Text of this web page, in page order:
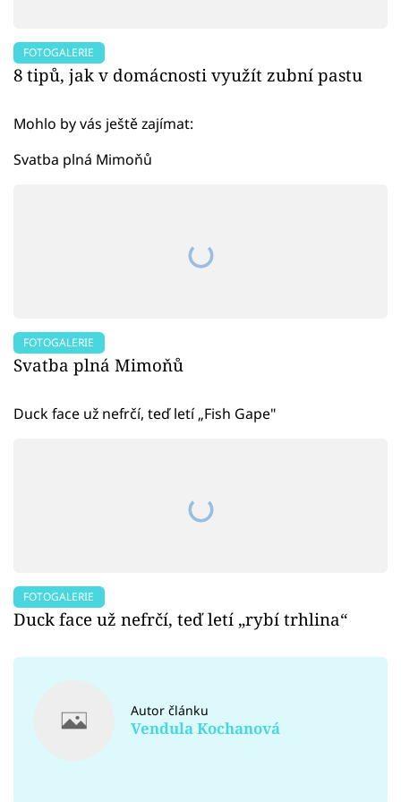
FOTOGALERIE
8 tipů, jak v domácnosti využít zubní pastu
Mohlo by vás ještě zajímat:
Svatba plná Mimoňů
FOTOGALERIE
Svatba plná Mimoňů
Duck face už nefrčí, teď letí „Fish Gape"
FOTOGALERIE
Duck face už nefrčí, teď letí „rybí trhlina“
Autor článku
Vendula Kochanová